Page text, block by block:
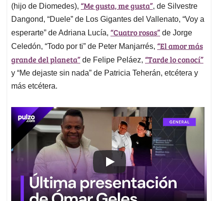
(hijo de Diomedes), “Me gusta, me gusta”, de Silvestre
Dangond, “Duele” de Los Gigantes del Vallenato, “Voy a
esperarte” de Adriana Lucía, “Cuatro rosas” de Jorge
Celedón, “Todo por ti” de Peter Manjarrés, “El amor más
grande del planeta” de Felipe Peláez, “Tarde lo conocí”
y “Me dejaste sin nada” de Patricia Teherán, etcétera y
más etcétera.